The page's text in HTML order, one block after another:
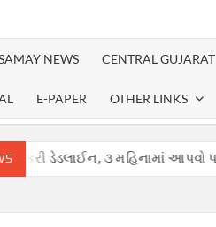
NEWS CENTRAL GUJARAT
E-PAPER OTHER LINKS
૩ મહિનામાં આપવો પડશે ચુકાદો.